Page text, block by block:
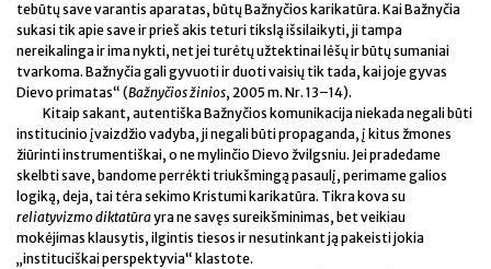
tebūtų save varantis aparatas, būtų Bažnyčios karikatūra. Kai Bažnyčia
sukasi tik apie save ir prieš akis teturi tikslą išsilaikyti, ji tampa
nereikalinga ir ima nykti, net jei turėtų užtektinai lėšų ir būtų sumaniai
tvarkoma. Bažnyčia gali gyvuoti ir duoti vaisių tik tada, kai joje gyvas
Dievo primatas“ (Bažnyčios žinios, 2005 m. Nr. 13–14).
Kitaip sakant, autentiška Bažnyčios komunikacija niekada negali būti
institucinio įvaizdžio vadyba, ji negali būti propaganda, į kitus žmones
žiūrinti instrumentiškai, o ne mylinčio Dievo žvilgsniu. Jei pradedame
skelbti save, bandome perrėkti triukšmingą pasaulį, perimame galios
logiką, deja, tai tėra sekimo Kristumi karikatūra. Tikra kova su
reliatyvizmo diktatūrayra ne savęs sureikšminimas, bet veikiau
mokėjimas klausytis, ilgintis tiesos ir nesutinkant ją pakeisti jokia
„instituciškai perspektyvia“ klastote.